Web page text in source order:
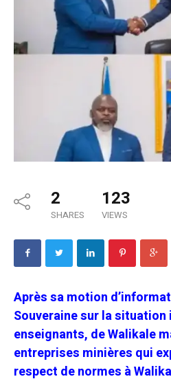
2
SHARES
123
VIEWS
Après sa motion
Souveraine sur la
enseignants, de Walikale
entreprises minières qui
respect de normes à